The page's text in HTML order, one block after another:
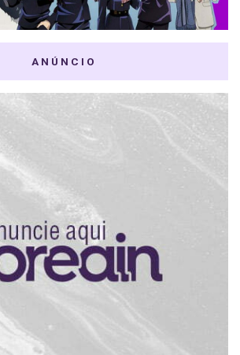
ANÚNCIO